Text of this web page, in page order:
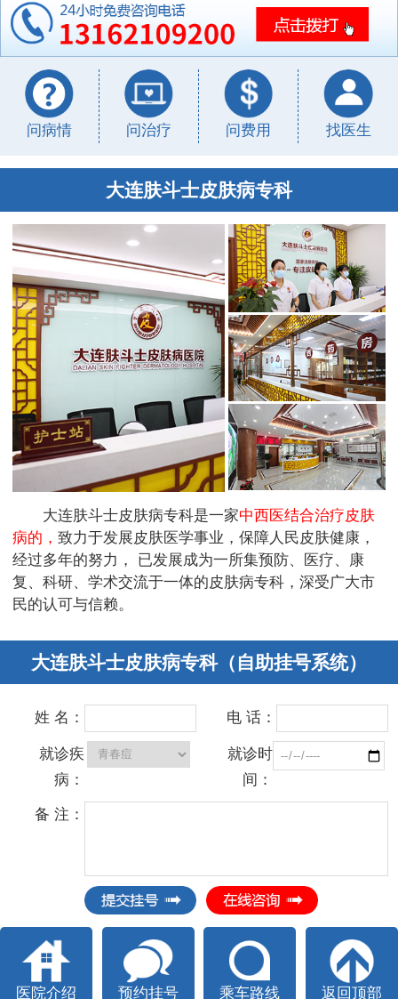
问病情 问治疗 问费用 找医生
大连肤斗士皮肤病专科
大连肤斗士皮肤病专科是一家中西医结合治疗皮肤
病的， 致力于发展皮肤医学事业，保障人民皮肤健康，
经过多年的努力， 已发展成为一所集预防、医疗、康
复、科研、学术交流于一体的皮肤病专科，深受广大市
民的认可与信赖。
大连肤斗士皮肤病专科（自助挂号系统）
姓 名： 电 话：
就诊疾
病：
就诊时
间：
备 注：
医院介绍 预约挂号 乘车路线 返回顶部